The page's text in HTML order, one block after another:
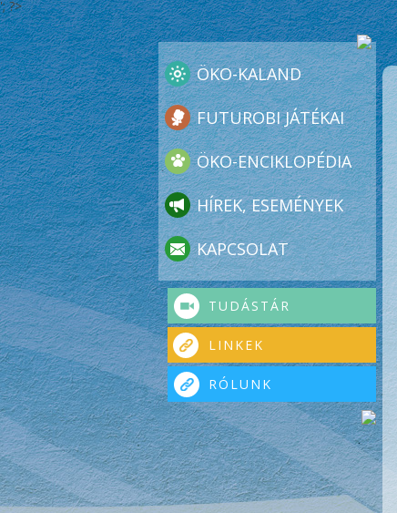
'; ?>
ÖKO-KALAND
FUTUROBI JÁTÉKAI
ÖKO-ENCIKLOPÉDIA
HÍREK, ESEMÉNYEK
KAPCSOLAT
TUDÁSTÁR
LINKEK
RÓLUNK